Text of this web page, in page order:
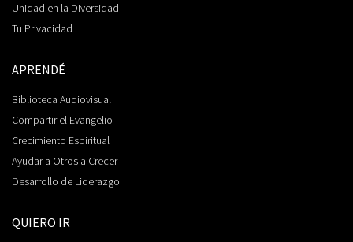
Unidad en la Diversidad
Tu Privacidad
APRENDÉ
Biblioteca Audiovisual
Compartir el Evangelio
Crecimiento Espiritual
Ayudar a Otros a Crecer
Desarrollo de Liderazgo
QUIERO IR